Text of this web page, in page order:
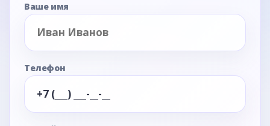
Ваше имя
Телефон